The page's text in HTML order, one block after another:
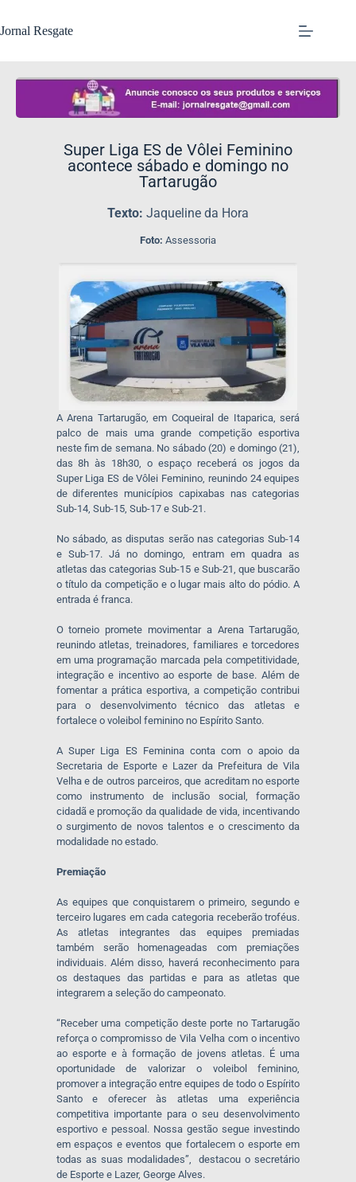
Jornal Resgate
Super Liga ES de Vôlei Feminino
acontece sábado e domingo no
Tartarugão
Texto: Jaqueline da Hora
Foto: Assessoria
A Arena Tartarugão, em Coqueiral de Itaparica, será
palco de mais uma grande competição esportiva
neste fim de semana. No sábado (20) e domingo (21),
das 8h às 18h30, o espaço receberá os jogos da
Super Liga ES de Vôlei Feminino, reunindo 24 equipes
de diferentes municípios capixabas nas categorias
Sub-14, Sub-15, Sub-17 e Sub-21.
No sábado, as disputas serão nas categorias Sub-14
e Sub-17. Já no domingo, entram em quadra as
atletas das categorias Sub-15 e Sub-21, que buscarão
o título da competição e o lugar mais alto do pódio. A
entrada é franca.
O torneio promete movimentar a Arena Tartarugão,
reunindo atletas, treinadores, familiares e torcedores
em uma programação marcada pela competitividade,
integração e incentivo ao esporte de base. Além de
fomentar a prática esportiva, a competição contribui
para o desenvolvimento técnico das atletas e
fortalece o voleibol feminino no Espírito Santo.
A Super Liga ES Feminina conta com o apoio da
Secretaria de Esporte e Lazer da Prefeitura de Vila
Velha e de outros parceiros, que acreditam no esporte
como instrumento de inclusão social, formação
cidadã e promoção da qualidade de vida, incentivando
o surgimento de novos talentos e o crescimento da
modalidade no estado.
Premiação
As equipes que conquistarem o primeiro, segundo e
terceiro lugares em cada categoria receberão troféus.
As atletas integrantes das equipes premiadas
também serão homenageadas com premiações
individuais. Além disso, haverá reconhecimento para
os destaques das partidas e para as atletas que
integrarem a seleção do campeonato.
“Receber uma competição deste porte no Tartarugão
reforça o compromisso de Vila Velha com o incentivo
ao esporte e à formação de jovens atletas. É uma
oportunidade de valorizar o voleibol feminino,
promover a integração entre equipes de todo o Espírito
Santo e oferecer às atletas uma experiência
competitiva importante para o seu desenvolvimento
esportivo e pessoal. Nossa gestão segue investindo
em espaços e eventos que fortalecem o esporte em
todas as suas modalidades”, destacou o secretário
de Esporte e Lazer, George Alves.